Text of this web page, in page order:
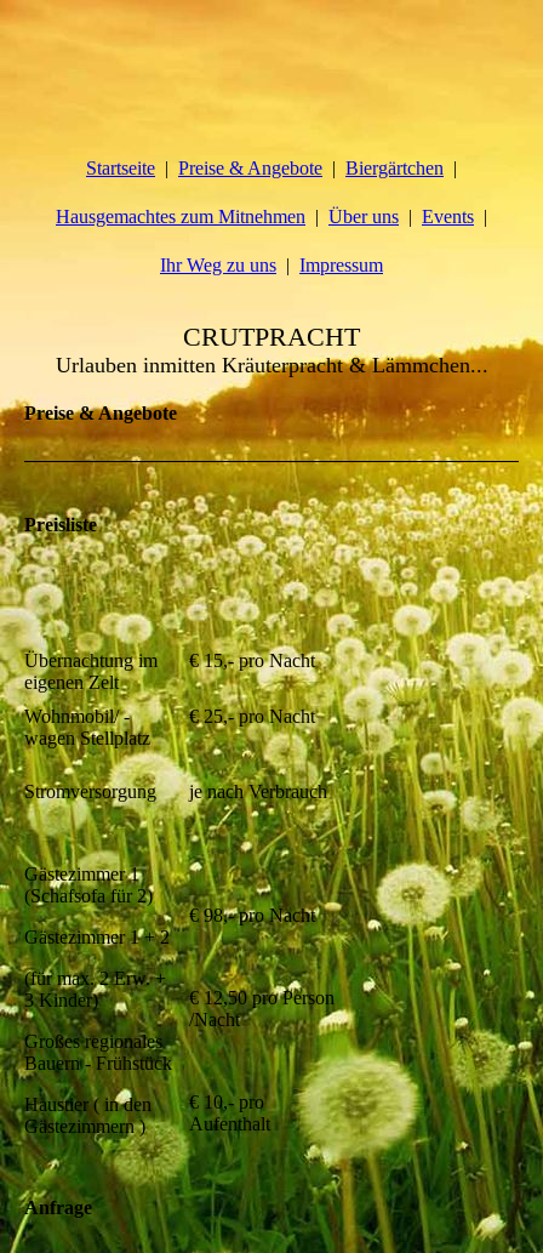
Startseite Preise & Angebote Biergärtchen
Hausgemachtes zum Mitnehmen Über uns Events
Ihr Weg zu uns Impressum
CRUTPRACHT
Urlauben inmitten Kräuterpracht & Lämmchen...
Preise & Angebote
Preisliste
Übernachtung im
eigenen Zelt
€ 15,- pro Nacht
Wohnmobil/ -
wagen Stellplatz
€ 25,- pro Nacht
Stromversorgung
Gästezimmer 1
(Schafsofa für 2)
Gästezimmer 1 + 2
(für max. 2 Erw. +
3 Kinder)
Großes regionales
Bauern - Frühstück
Haustier ( in den
Gästezimmern )
je nach Verbrauch
€ 98,- pro Nacht
€ 12,50 pro Person
/Nacht
€ 10,- pro
Aufenthalt
Anfrage